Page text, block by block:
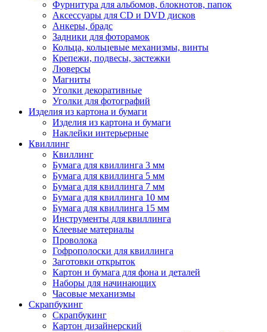
Фурнитура для альбомов, блокнотов, папок
Аксессуары для CD и DVD дисков
Анкеры, брадс
Задники для фоторамок
Кольца, кольцевые механизмы, винты
Крепежи, подвесы, застежки
Люверсы
Магниты
Уголки декоративные
Уголки для фотографий
Изделия из картона и бумаги
Изделия из картона и бумаги
Наклейки интерьерные
Квиллинг
Квиллинг
Бумага для квиллинга 3 мм
Бумага для квиллинга 5 мм
Бумага для квиллинга 7 мм
Бумага для квиллинга 10 мм
Бумага для квиллинга 15 мм
Инструменты для квиллинга
Клеевые материалы
Проволока
Гофрополоски для квиллинга
Заготовки открыток
Картон и бумага для фона и деталей
Наборы для начинающих
Часовые механизмы
Скрапбукинг
Скрапбукинг
Картон дизайнерский